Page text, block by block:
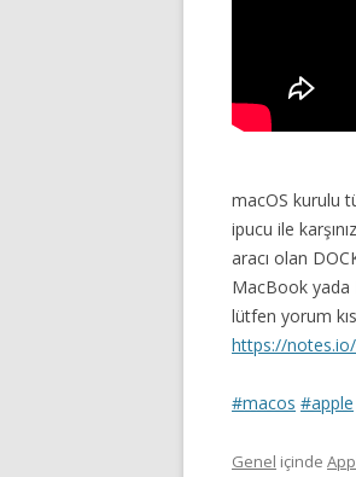
macOS kurulu
ipucu ile
aracı olan
MacBook yada
lütfen yorum
https://
#macos #apple
Genel içinde